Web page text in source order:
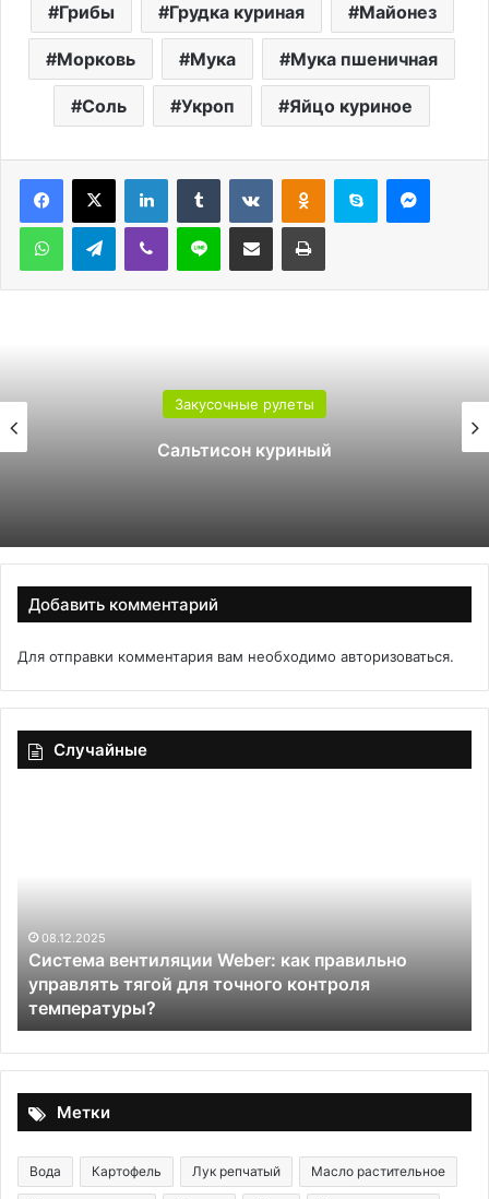
Грибы Грудка куриная Майонез
Морковь Мука Мука пшеничная
Соль Укроп Яйцо куриное
LinkedInTumblr ВконтактеОдноклассники
Skype
WhatsAppTelegramViber Line Поделиться через электронную почту Печатать
Закусочные рулеты
Сальтисон куриный
Добавить комментарий
Для отправки комментария вам необходимо авторизоваться.
Случайные
тягой
для
точного
контроля
температуры?
08.12.2025
Система вентиляции Weber: как правильно
управлять тягой для точного контроля
температуры?
Метки
Вода Картофель Лук репчатый Масло растительное